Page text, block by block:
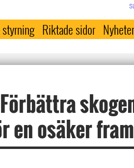
Riktade sidor
en osäker